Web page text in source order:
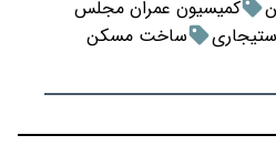
کمیسیون عمران مجلس
ساخت مسکن